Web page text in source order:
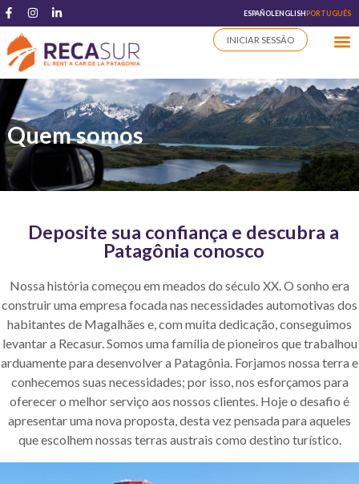
ESPAÑOL ENGLISHPORTUGUÊS
INICIAR SESSÃO
Quem somos
Deposite sua confiança e descubra a
Patagônia conosco
Nossa história começou em meados do século XX. O sonho era
construir uma empresa focada nas necessidades automotivas dos
habitantes de Magalhães e, com muita dedicação, conseguimos
levantar a Recasur. Somos uma família de pioneiros que trabalhou
arduamente para desenvolver a Patagônia. Forjamos nossa terra e
conhecemos suas necessidades; por isso, nos esforçamos para
oferecer o melhor serviço aos nossos clientes. Hoje o desafio é
apresentar uma nova proposta, desta vez pensada para aqueles
que escolhem nossas terras austrais como destino turístico.